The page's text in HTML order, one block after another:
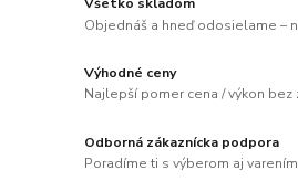
Objednáš a hneď odosielame –
Výhodné ceny
Najlepší pomer cena / výkon bez
Odborná zákaznícka podpora
Poradíme ti s výberom aj